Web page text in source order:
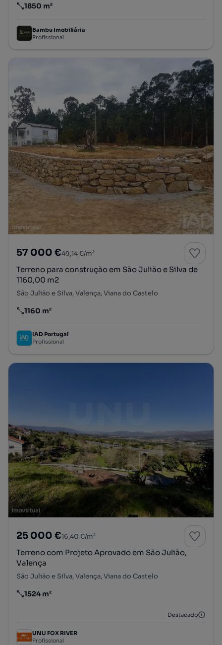
Preço por metro quadrado
1850 m²
Bambu Imobiliária
Profissional
57 000 €49,14 €/m²
Terreno para construção em São Julião e Silva de
1160,00 m2
São Julião e Silva, Valença, Viana do Castelo
Preço por metro quadrado
1160 m²
IAD Portugal
Profissional
25 000 €16,40 €/m²
Terreno com Projeto Aprovado em São Julião,
Valença
São Julião e Silva, Valença, Viana do Castelo
Preço por metro quadrado
1524 m²
Destacado
UNU FOX RIVER
Profissional